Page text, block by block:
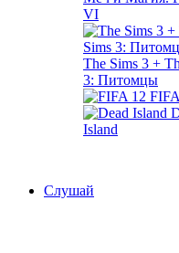
VI
The Sims 3 +
3: Питомцы
Island
Слушай